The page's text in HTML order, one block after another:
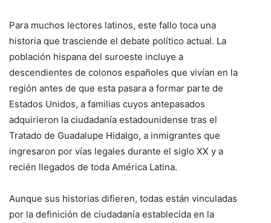
Para muchos lectores latinos, este fallo toca una
historia que trasciende el debate político actual. La
población hispana del suroeste incluye a
descendientes de colonos españoles que vivían en la
región antes de que esta pasara a formar parte de
Estados Unidos, a familias cuyos antepasados ​​
adquirieron la ciudadanía estadounidense tras el
Tratado de Guadalupe Hidalgo, a inmigrantes que
ingresaron por vías legales durante el siglo XX y a
recién llegados de toda América Latina.
Aunque sus historias difieren, todas están vinculadas
por la definición de ciudadanía establecida en la